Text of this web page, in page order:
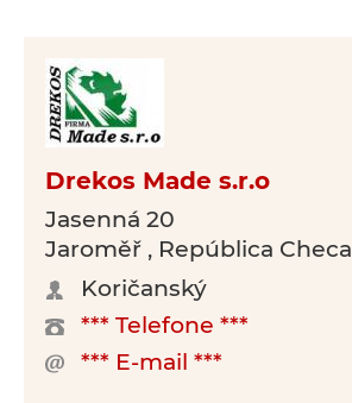
Drekos Made s.r.o
Jasenná 20
Jaroměř , República Checa
Koričanský
*** Telefone ***
*** E-mail ***